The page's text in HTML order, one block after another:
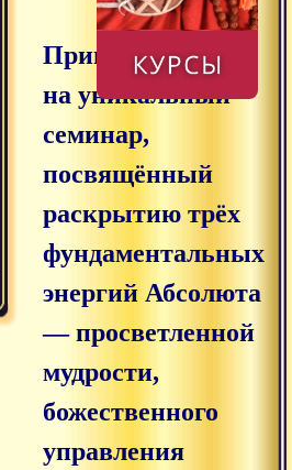
Приглашаем вас
на уникальный
семинар,
посвящённый
раскрытию трёх
фундаментальных
энергий Абсолюта
— просветленной
мудрости,
божественного
управления